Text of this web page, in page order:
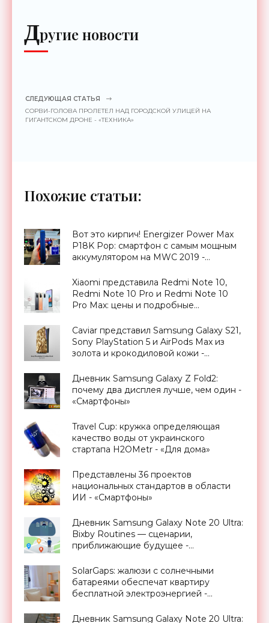
Другие новости
СЛЕДУЮЩАЯ СТАТЬЯ
СОРВИ-ГОЛОВА ПРОЛЕТЕЛ НАД ГОРОДСКОЙ УЛИЦЕЙ НА
ГИГАНТСКОМ ДРОНЕ - «ТЕХНИКА»
Похожие статьи:
Вот это кирпич! Energizer Power Max
P18K Pop: смартфон с самым мощным
аккумулятором на MWC 2019 -
Xiaomi представила Redmi Note 10,
Redmi Note 10 Pro и Redmi Note 10
Pro Max: цены и подробные
«Смартфоны»
Caviar представил Samsung Galaxy S21,
Sony PlayStation 5 и AirPods Max из
золота и крокодиловой кожи -
Дневник Samsung Galaxy Z Fold2:
почему два дисплея лучше, чем один -
«Смартфоны»
Travel Cup: кружка определяющая
качество воды от украинского
стартапа H2OMetr - «Для дома»
Представлены 36 проектов
национальных стандартов в области
ИИ - «Смартфоны»
Дневник Samsung Galaxy Note 20 Ultra:
Bixby Routines — сценарии,
приближающие будущее -
SolarGaps: жалюзи с солнечными
батареями обеспечат квартиру
бесплатной электроэнергией -
Дневник Samsung Galaxy Note 20 Ultra: